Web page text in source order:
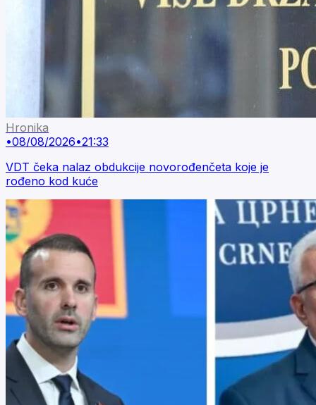
Hronika
•08/08/2026•21:33
VDT čeka nalaz obdukcije novorođenčeta koje je
rođeno kod kuće